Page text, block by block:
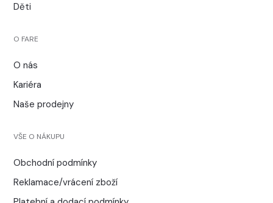
Děti
O FARE
O nás
Kariéra
Naše prodejny
VŠE O NÁKUPU
Obchodní podmínky
Reklamace/vrácení zboží